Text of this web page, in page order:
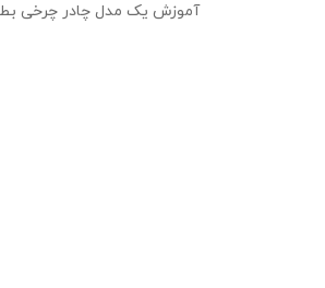
آموزش یک مدل چادر چرخی